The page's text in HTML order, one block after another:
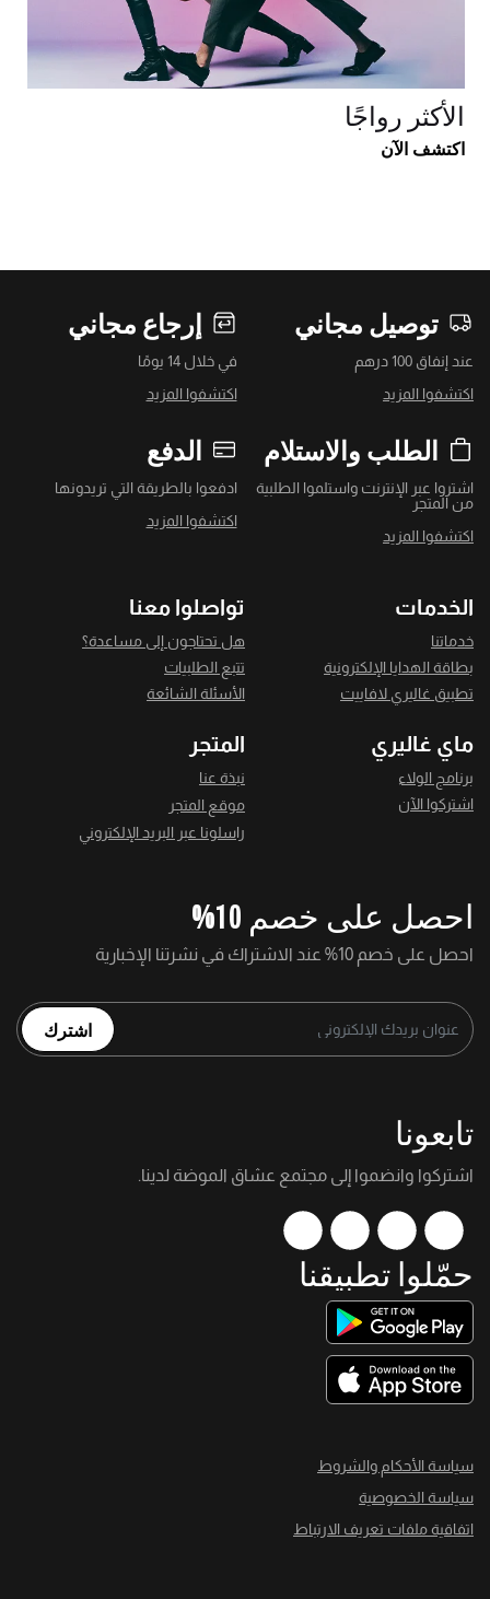
الأكثر رواجًا
اكتشف الآن
توصيل مجاني
عند إنفاق 100 درهم
اكتشفوا المزيد
إرجاع مجاني
في خلال 14 يومًا
اكتشفوا المزيد
الطلب والاستلام
اشتروا عبر الإنترنت واستلموا الطلبية
من المتجر
اكتشفوا المزيد
الدفع
ادفعوا بالطريقة التي تريدونها
اكتشفوا المزيد
الخدمات
خدماتنا
بطاقة الهدايا الإلكترونية
تطبيق غاليري لافاييت
تواصلوا معنا
هل تحتاجون إلى مساعدة؟
تتبع الطلبيات
الأسئلة الشائعة
ماي غاليري
برنامج الولاء
اشتركوا الآن
المتجر
نبذة عنا
موقع المتجر
راسلونا عبر البريد الإلكتروني
احصل على خصم 10%
احصل على خصم 10% عند الاشتراك في نشرتنا الإخبارية
اشترك
تابعونا
اشتركوا وانضموا إلى مجتمع عشاق الموضة لدينا.
حمّلوا تطبيقنا
سياسة الأحكام والشروط
سياسة الخصوصية
اتفاقية ملفات تعريف الارتباط